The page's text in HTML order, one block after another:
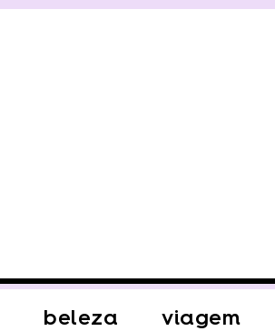
beleza viagem